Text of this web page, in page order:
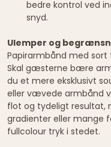
bedre kontrol ved
snyd.
Ulemper og
Papirarmbånd med
Skal gæsterne bære
du et mere eksklusivt
eller vævede armbånd
flot og tydeligt resultat,
gradienter eller mange
fullcolour tryk i stedet.